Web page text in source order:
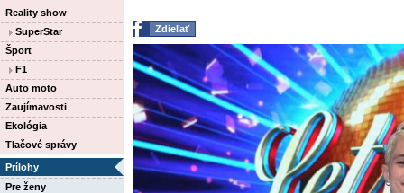
Reality show
SuperStar
Šport
F1
Auto moto
Zaujímavosti
Ekológia
Tlačové správy
Prílohy
Pre ženy
Zdieľať